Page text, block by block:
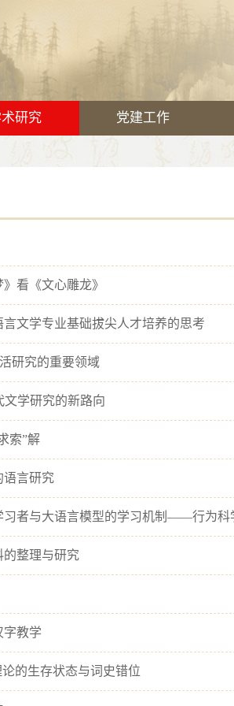
研究 党建工作
看《文心雕龙》
文学专业基础拔尖人才培养的思考
研究的重要领域
文学研究的新路向
索”解
语言研究
的整理与研究
字教学
的生存状态与词史错位